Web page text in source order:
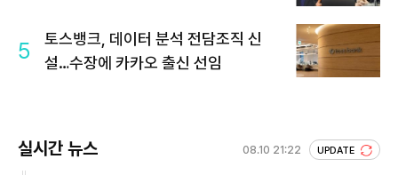
5
토스뱅크, 데이터 분석 전담조직 신
설…수장에 카카오 출신 선임
실시간 뉴스 08.10 21:22 UPDATE